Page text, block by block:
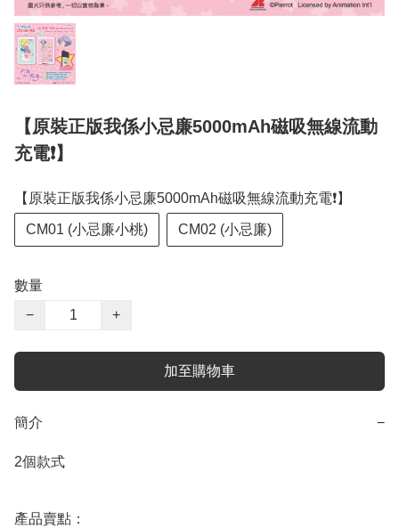
【原裝正版我係小忌廉5000mAh磁吸無線流動
充電❗】
【原裝正版我係小忌廉5000mAh磁吸無線流動充電❗】
CM01 (小忌廉小桃) CM02 (小忌廉)
數量
−
+
加至購物車
簡介 −
2個款式
產品賣點：